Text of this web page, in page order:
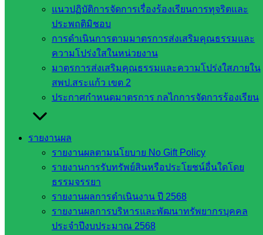
แนวปฏิบัติการจัดการเรื่องร้องเรียนการทุจริตและ
ประพฤติมิชอบ
การดำเนินการตามมาตรการส่งเสริมคุณธรรมและ
ความโปร่งใสในหน่วยงาน
มาตรการส่งเสริมคุณธรรมและความโปร่งใสภายใน
สพป.สระแก้ว เขต 2
ประกาศกำหนดมาตรการ กลไกการจัดการร้องเรียน
รายงานผล
รายงานผลตามนโยบาย No Gift Policy
รายงานการรับทรัพย์สินหรือประโยชน์อื่นใดโดย
ธรรมจรรยา
รายงานผลการดำเนินงาน ปี 2568
รายงานผลการบริหารและพัฒนาทรัพยากรบุคคล
ประจำปีงบประมาณ 2568
ฐาน
รายชื่อ
มหาวิทยาลัย
ประเทศไทย
เว็บไซต์
สำนักต่าง
เว็บไซต์
สพม. ใน
สังกัด
เว็บไซต์
สพป. ใน